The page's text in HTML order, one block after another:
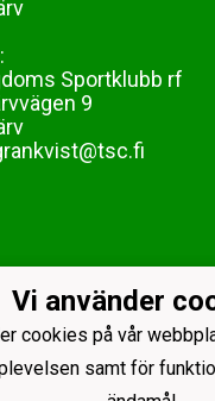
Sportklubb rf
9
Vi använder
cookies på vår
samt för